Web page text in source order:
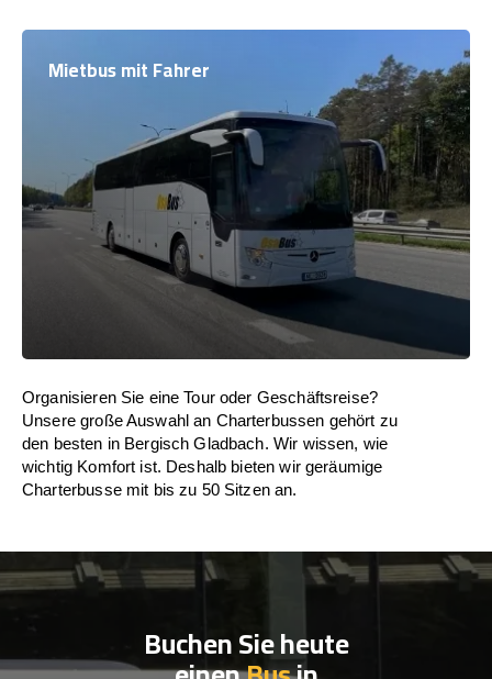
Mietbus mit Fahrer
Organisieren Sie eine Tour oder Geschäftsreise?
Unsere große Auswahl an Charterbussen gehört zu
den besten in Bergisch Gladbach. Wir wissen, wie
wichtig Komfort ist. Deshalb bieten wir geräumige
Charterbusse mit bis zu 50 Sitzen an.
Buchen Sie heute